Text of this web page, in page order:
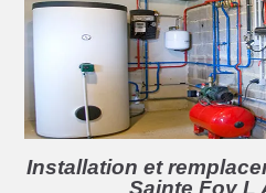
Installation et